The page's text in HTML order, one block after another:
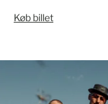
Køb billet